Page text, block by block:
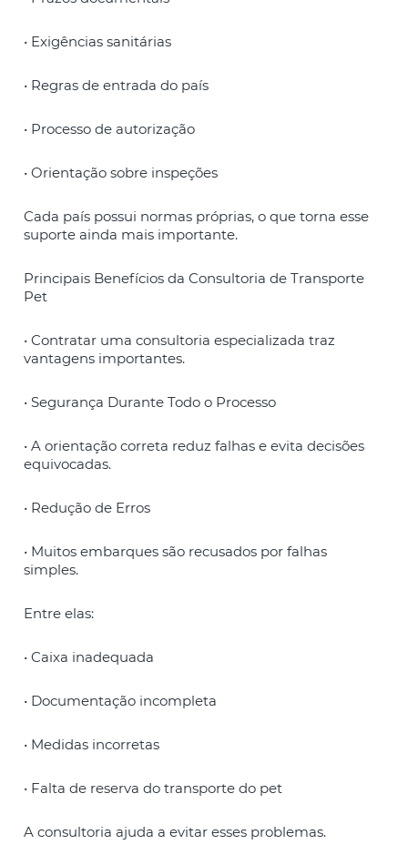
• Exigências sanitárias
• Regras de entrada do país
• Processo de autorização
• Orientação sobre inspeções
Cada país possui normas próprias, o que torna esse
suporte ainda mais importante.
Principais Benefícios da Consultoria de Transporte
Pet
• Contratar uma consultoria especializada traz
vantagens importantes.
• Segurança Durante Todo o Processo
• A orientação correta reduz falhas e evita decisões
equivocadas.
• Redução de Erros
• Muitos embarques são recusados por falhas
simples.
Entre elas:
• Caixa inadequada
• Documentação incompleta
• Medidas incorretas
• Falta de reserva do transporte do pet
A consultoria ajuda a evitar esses problemas.